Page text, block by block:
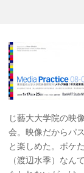
じ藝大大学院の映
会。映像だからパ
と楽しめた。ボケ
（渡辺水季）なん